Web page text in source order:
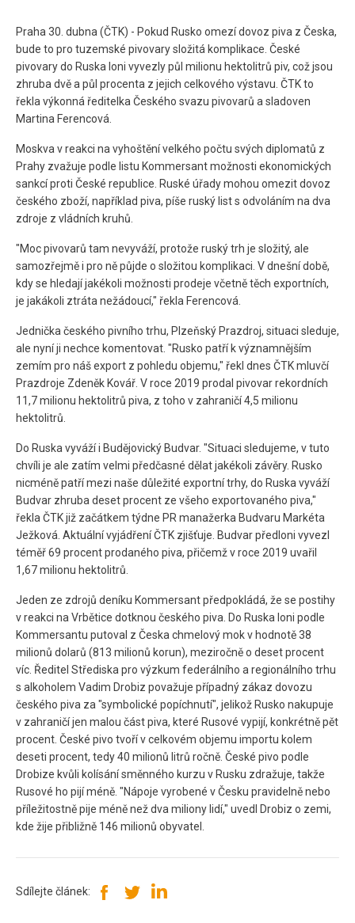
Praha 30. dubna (ČTK) - Pokud Rusko omezí dovoz piva z Česka,
bude to pro tuzemské pivovary složitá komplikace. České
pivovary do Ruska loni vyvezly půl milionu hektolitrů piv, což jsou
zhruba dvě a půl procenta z jejich celkového výstavu. ČTK to
řekla výkonná ředitelka Českého svazu pivovarů a sladoven
Martina Ferencová.
Moskva v reakci na vyhoštění velkého počtu svých diplomatů z
Prahy zvažuje podle listu Kommersant možnosti ekonomických
sankcí proti České republice. Ruské úřady mohou omezit dovoz
českého zboží, například piva, píše ruský list s odvoláním na dva
zdroje z vládních kruhů.
"Moc pivovarů tam nevyváží, protože ruský trh je složitý, ale
samozřejmě i pro ně půjde o složitou komplikaci. V dnešní době,
kdy se hledají jakékoli možnosti prodeje včetně těch exportních,
je jakákoli ztráta nežádoucí," řekla Ferencová.
Jednička českého pivního trhu, Plzeňský Prazdroj, situaci sleduje,
ale nyní ji nechce komentovat. "Rusko patří k významnějším
zemím pro náš export z pohledu objemu," řekl dnes ČTK mluvčí
Prazdroje Zdeněk Kovář. V roce 2019 prodal pivovar rekordních
11,7 milionu hektolitrů piva, z toho v zahraničí 4,5 milionu
hektolitrů.
Do Ruska vyváží i Budějovický Budvar. "Situaci sledujeme, v tuto
chvíli je ale zatím velmi předčasné dělat jakékoli závěry. Rusko
nicméně patří mezi naše důležité exportní trhy, do Ruska vyváží
Budvar zhruba deset procent ze všeho exportovaného piva,"
řekla ČTK již začátkem týdne PR manažerka Budvaru Markéta
Ježková. Aktuální vyjádření ČTK zjišťuje. Budvar předloni vyvezl
téměř 69 procent prodaného piva, přičemž v roce 2019 uvařil
1,67 milionu hektolitrů.
Jeden ze zdrojů deníku Kommersant předpokládá, že se postihy
v reakci na Vrbětice dotknou českého piva. Do Ruska loni podle
Kommersantu putoval z Česka chmelový mok v hodnotě 38
milionů dolarů (813 milionů korun), meziročně o deset procent
víc. Ředitel Střediska pro výzkum federálního a regionálního trhu
s alkoholem Vadim Drobiz považuje případný zákaz dovozu
českého piva za "symbolické popíchnutí", jelikož Rusko nakupuje
v zahraničí jen malou část piva, které Rusové vypijí, konkrétně pět
procent. České pivo tvoří v celkovém objemu importu kolem
deseti procent, tedy 40 milionů litrů ročně. České pivo podle
Drobize kvůli kolísání směnného kurzu v Rusku zdražuje, takže
Rusové ho pijí méně. "Nápoje vyrobené v Česku pravidelně nebo
příležitostně pije méně než dva miliony lidí," uvedl Drobiz o zemi,
kde žije přibližně 146 milionů obyvatel.
Sdílejte článek: